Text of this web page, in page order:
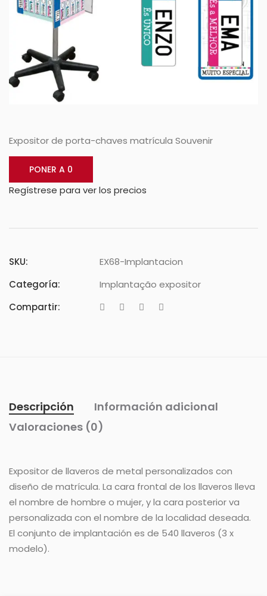
Expositor de porta-chaves matrícula Souvenir
PONER A 0
Regístrese para ver los precios
SKU:
EX68-Implantacion
Categoría:
Implantação expositor
Compartir:
Descripción
Información adicional
Valoraciones (0)
Expositor de llaveros de metal personalizados con
diseño de matrícula. La cara frontal de los llaveros lleva
el nombre de hombre o mujer, y la cara posterior va
personalizada con el nombre de la localidad deseada.
El conjunto de implantación es de 540 llaveros (3 x
modelo).